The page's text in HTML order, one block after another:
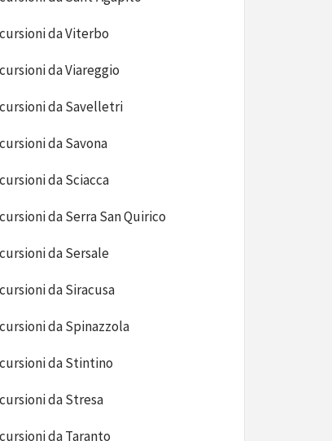
da Viterbo
da Viareggio
da Savelletri
da Savona
da Sciacca
da Serra San Quirico
da Sersale
da Siracusa
da Spinazzola
da Stintino
da Stresa
da Taranto